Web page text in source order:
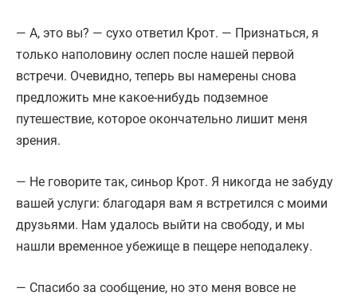
— А, это вы? — сухо ответил Крот. — Признаться, я
только наполовину ослеп после нашей первой
встречи. Очевидно, теперь вы намерены снова
предложить мне какое-нибудь подземное
путешествие, которое окончательно лишит меня
зрения.
— Не говорите так, синьор Крот. Я никогда не забуду
вашей услуги: благодаря вам я встретился с моими
друзьями. Нам удалось выйти на свободу, и мы
нашли временное убежище в пещере неподалеку.
— Спасибо за сообщение, но это меня вовсе не